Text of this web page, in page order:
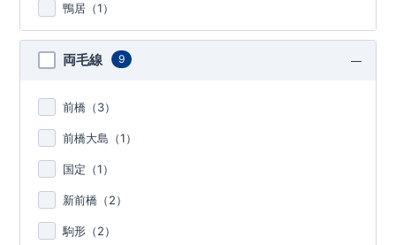
鴨居（1）
両毛線 9
前橋（3）
前橋大島（1）
国定（1）
新前橋（2）
駒形（2）